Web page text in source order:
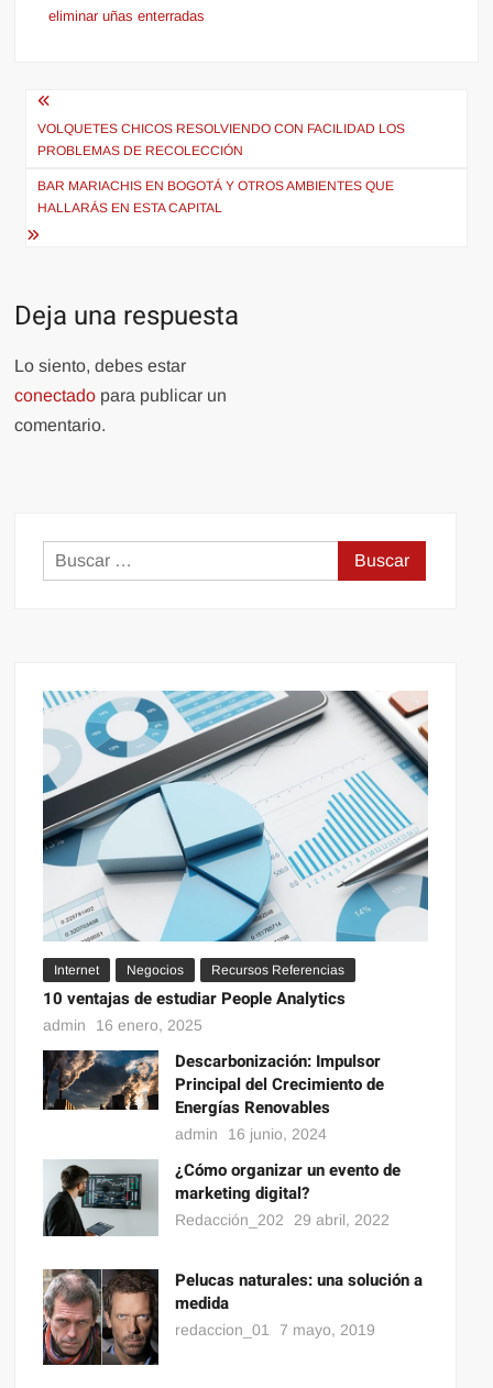
eliminar uñas enterradas
Navegación
de
entradas
VOLQUETES CHICOS RESOLVIENDO CON FACILIDAD LOS
PROBLEMAS DE RECOLECCIÓN
BAR MARIACHIS EN BOGOTÁ Y OTROS AMBIENTES QUE
HALLARÁS EN ESTA CAPITAL
Deja una respuesta
Lo siento, debes estar
conectado para publicar un
comentario.
Buscar:
Internet Negocios Recursos Referencias
10 ventajas de estudiar People Analytics
admin 16 enero, 2025
Descarbonización: Impulsor
Principal del Crecimiento de
Energías Renovables
admin 16 junio, 2024
¿Cómo organizar un evento de
marketing digital?
Redacción_202 29 abril, 2022
Pelucas naturales: una solución a
medida
redaccion_01 7 mayo, 2019